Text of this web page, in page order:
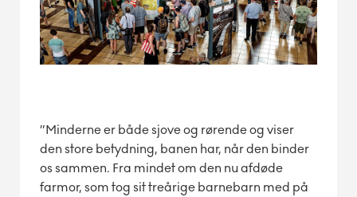
”Minderne er både sjove og rørende og viser
den store betydning, banen har, når den binder
os sammen. Fra mindet om den nu afdøde
farmor, som tog sit treårige barnebarn med på